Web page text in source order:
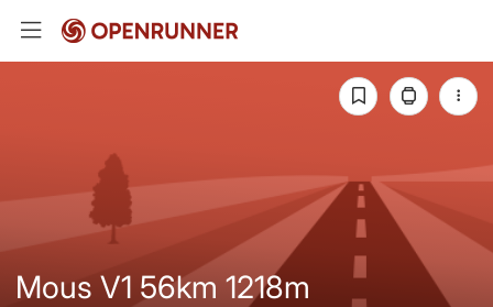
Mous V1 56km 1218m